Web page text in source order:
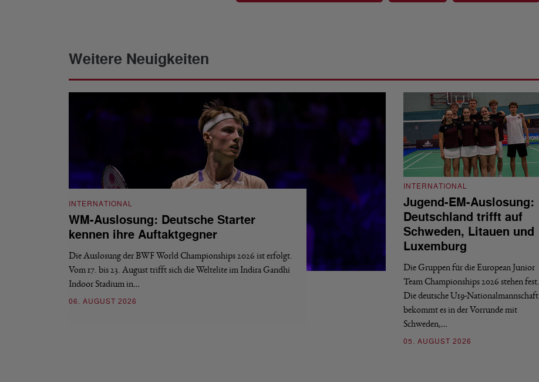
Weitere Neuigkeiten
INTERNATIONAL
WM-Auslosung: Deutsche Starter
kennen ihre Auftaktgegner
Die Auslosung der BWF World Championships 2026 ist erfolgt.
Vom 17. bis 23. August trifft sich die Weltelite im Indira Gandhi
Indoor Stadium in…
06. AUGUST 2026
INTERNATIONAL
Jugend-EM-Auslosung:
Deutschland trifft auf
Schweden, Litauen und
Luxemburg
Die Gruppen für die European Junior
Team Championships 2026 stehen fest.
Die deutsche U19-Nationalmannschaft
bekommt es in der Vorrunde mit
Schweden,…
05. AUGUST 2026